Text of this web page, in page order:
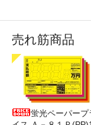
売れ筋商品
蛍光ペーパープ